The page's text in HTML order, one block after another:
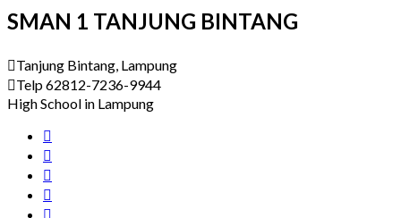
SMAN 1 TANJUNG BINTANG
Tanjung Bintang, Lampung
Telp 62812-7236-9944
High School in Lampung